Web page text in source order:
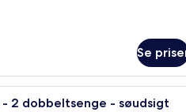
Se
Et moderne hotelværelse
2 dobbeltsenge - søudsigt